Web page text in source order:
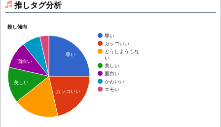
推しタグ分析
推し傾向
尊い
カッコいい
どうしようもな
い
美しい
面白い
かわいい
エモい
尊い
カッコいい
面白い
美しい